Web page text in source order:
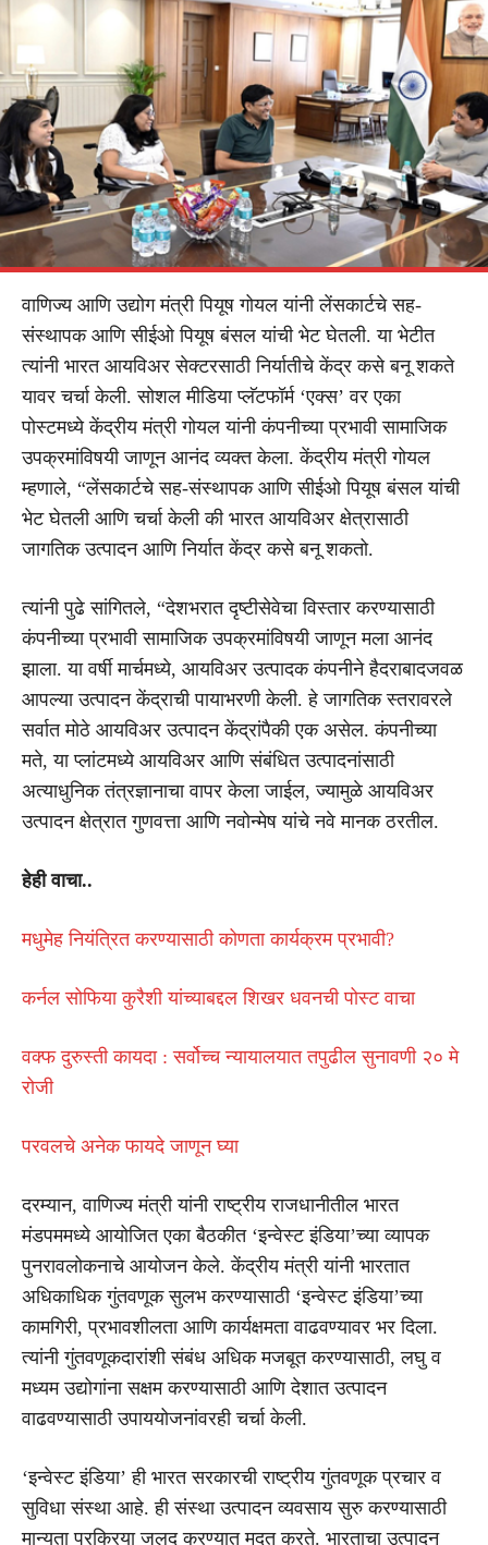
वाणिज्य आणि उद्योग मंत्री पियूष गोयल यांनी लेंसकार्टचे सह-
संस्थापक आणि सीईओ पियूष बंसल यांची भेट घेतली. या भेटीत
त्यांनी भारत आयविअर सेक्टरसाठी निर्यातीचे केंद्र कसे बनू शकते
यावर चर्चा केली. सोशल मीडिया प्लॅटफॉर्म ‘एक्स’ वर एका
पोस्टमध्ये केंद्रीय मंत्री गोयल यांनी कंपनीच्या प्रभावी सामाजिक
उपक्रमांविषयी जाणून आनंद व्यक्त केला. केंद्रीय मंत्री गोयल
म्हणाले, “लेंसकार्टचे सह-संस्थापक आणि सीईओ पियूष बंसल यांची
भेट घेतली आणि चर्चा केली की भारत आयविअर क्षेत्रासाठी
जागतिक उत्पादन आणि निर्यात केंद्र कसे बनू शकतो.
त्यांनी पुढे सांगितले, “देशभरात दृष्टीसेवेचा विस्तार करण्यासाठी
कंपनीच्या प्रभावी सामाजिक उपक्रमांविषयी जाणून मला आनंद
झाला. या वर्षी मार्चमध्ये, आयविअर उत्पादक कंपनीने हैदराबादजवळ
आपल्या उत्पादन केंद्राची पायाभरणी केली. हे जागतिक स्तरावरले
सर्वात मोठे आयविअर उत्पादन केंद्रांपैकी एक असेल. कंपनीच्या
मते, या प्लांटमध्ये आयविअर आणि संबंधित उत्पादनांसाठी
अत्याधुनिक तंत्रज्ञानाचा वापर केला जाईल, ज्यामुळे आयविअर
उत्पादन क्षेत्रात गुणवत्ता आणि नवोन्मेष यांचे नवे मानक ठरतील.
हेही वाचा..
मधुमेह नियंत्रित करण्यासाठी कोणता कार्यक्रम प्रभावी?
कर्नल सोफिया कुरैशी यांच्याबद्दल शिखर धवनची पोस्ट वाचा
वक्फ दुरुस्ती कायदा : सर्वोच्च न्यायालयात तपुढील सुनावणी २० मे
रोजी
परवलचे अनेक फायदे जाणून घ्या
दरम्यान, वाणिज्य मंत्री यांनी राष्ट्रीय राजधानीतील भारत
मंडपममध्ये आयोजित एका बैठकीत ‘इन्वेस्ट इंडिया’च्या व्यापक
पुनरावलोकनाचे आयोजन केले. केंद्रीय मंत्री यांनी भारतात
अधिकाधिक गुंतवणूक सुलभ करण्यासाठी ‘इन्वेस्ट इंडिया’च्या
कामगिरी, प्रभावशीलता आणि कार्यक्षमता वाढवण्यावर भर दिला.
त्यांनी गुंतवणूकदारांशी संबंध अधिक मजबूत करण्यासाठी, लघु व
मध्यम उद्योगांना सक्षम करण्यासाठी आणि देशात उत्पादन
वाढवण्यासाठी उपाययोजनांवरही चर्चा केली.
‘इन्वेस्ट इंडिया’ ही भारत सरकारची राष्ट्रीय गुंतवणूक प्रचार व
सुविधा संस्था आहे. ही संस्था उत्पादन व्यवसाय सुरु करण्यासाठी
मान्यता प्रक्रिया जलद करण्यात मदत करते. भारताचा उत्पादन